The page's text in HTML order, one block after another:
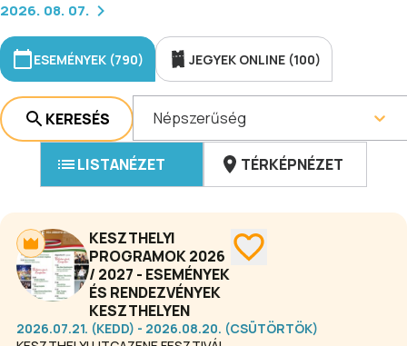
2026. 08. 07.
ESEMÉNYEK (790) JEGYEK ONLINE (100)
KERESÉS Népszerűség
LISTANÉZET TÉRKÉPNÉZET
KESZTHELYI
PROGRAMOK 2026
/ 2027 - ESEMÉNYEK
ÉS RENDEZVÉNYEK
KESZTHELYEN
2026.07.21. (KEDD) - 2026.08.20. (CSÜTÖRTÖK)